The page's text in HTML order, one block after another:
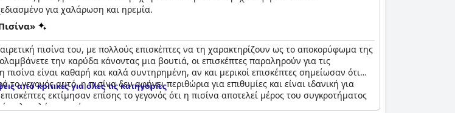
για χαλάρωση και ηρεμία.
πισίνα του, με πολλούς επισκέπτες να τη χαρακτηρίζουν ως το αποκορύφωμα της
την καρύδα κάνοντας μια βουτιά, οι επισκέπτες παραληρούν για τις
πισίνα είναι καθαρή και καλά συντηρημένη, αν και μερικοί επισκέπτες σημείωσαν ότι
γεγονός αυτό, η πισίνα δεν αφήνει περιθώρια για επιθυμίες και είναι ιδανική για
εκτίμησαν επίσης το γεγονός ότι η πισίνα αποτελεί μέρος του συγκροτήματος
πολυτελή εμπειρία.
από κριτικές για όλες τις κατηγορίες